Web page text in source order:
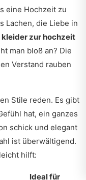
eine Hochzeit zu
Lachen, die Liebe in
zur hochzeit
man bloß an? Die
Verstand rauben
Stile reden. Es gibt
hat, ein ganzes
schick und elegant
ist überwältigend.
hilft:
Ideal für